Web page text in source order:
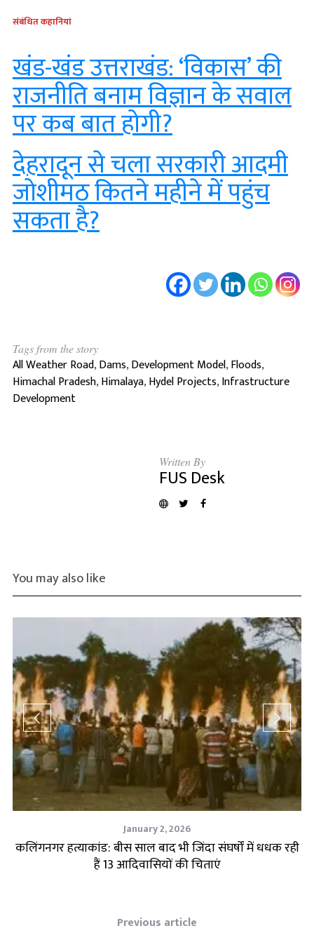
संबंधित कहानियां
खंड-खंड उत्तराखंड: ‘विकास’ की
राजनीति बनाम विज्ञान के सवाल
पर कब बात होगी?
देहरादून से चला सरकारी आदमी
जोशीमठ कितने महीने में पहुंच
सकता है?
Tags from the story
All Weather Road,Dams,Development Model,Floods,
Himachal Pradesh,Himalaya,Hydel Projects,Infrastructure
Development
Written By
FUS Desk
You may also like
January 2, 2026
कलिंगनगर हत्याकांड: बीस साल बाद भी जिंदा संघर्षों में धधक रही
हैं 13 आदिवासियों की चिताएं
Previous article